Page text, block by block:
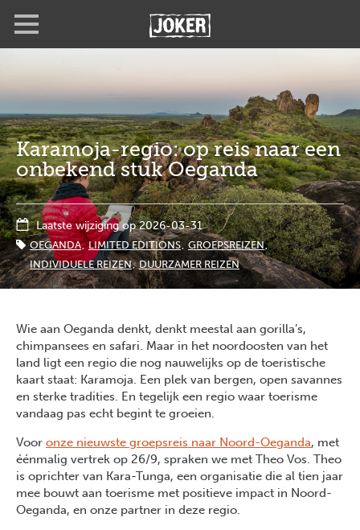
gaan
Karamoja-regio: op reis naar een
onbekend stuk Oeganda
Laatste wijziging op 2026-03-31
OEGANDA LIMITED EDITIONS GROEPSREIZEN
INDIVIDUELE REIZEN DUURZAMER REIZEN
Wie aan Oeganda denkt, denkt meestal aan gorilla’s,
chimpansees en safari. Maar in het noordoosten van het
land ligt een regio die nog nauwelijks op de toeristische
kaart staat: Karamoja. Een plek van bergen, open savannes
en sterke tradities. En tegelijk een regio waar toerisme
vandaag pas echt begint te groeien.
Voor onze nieuwste groepsreis naar Noord-Oeganda, met
éénmalig vertrek op 26/9, spraken we met Theo Vos. Theo
is oprichter van Kara-Tunga, een organisatie die al tien jaar
mee bouwt aan toerisme met positieve impact in Noord-
Oeganda, en onze partner in deze regio.